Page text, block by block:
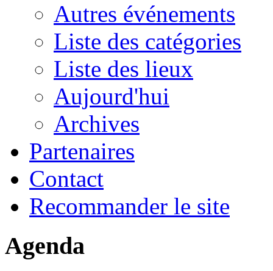
Autres événements
Liste des catégories
Liste des lieux
Aujourd'hui
Archives
Partenaires
Contact
Recommander le site
Agenda